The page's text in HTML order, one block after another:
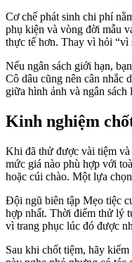
Cơ chế phát sinh chi phí
phụ kiện và vòng đời mẫu
thực tế hơn. Thay vì hỏi “vì
Nếu ngân sách giới hạn,
Cô dâu cũng nên cân nhắc
giữa hình ảnh và ngân
Kinh nghiệm
Khi đã thử được vài tiệm
mức giá nào phù hợp với
hoặc cúi chào. Một lựa
Đội ngũ biên tập Mẹo tiệc
hợp nhất. Thời điểm thử lý
vì trang phục lúc đó được
Sau khi chốt tiệm, hãy